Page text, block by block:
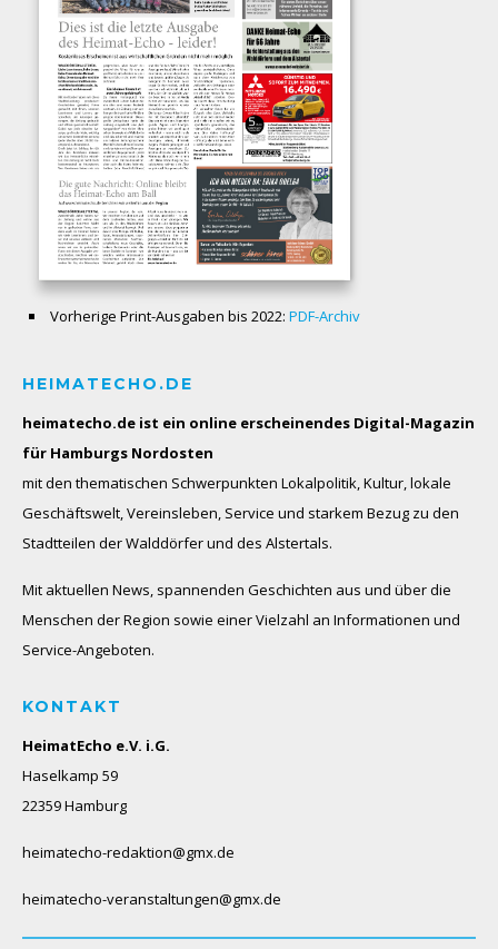
Vorherige Print-Ausgaben bis 2022: PDF-Archiv
HEIMATECHO.DE
heimatecho.de ist ein online erscheinendes Digital-Magazin
für Hamburgs Nordosten
mit den thematischen Schwerpunkten Lokalpolitik, Kultur, lokale
Geschäftswelt, Vereinsleben, Service und starkem Bezug zu den
Stadtteilen der Walddörfer und des Alstertals.
Mit aktuellen News, spannenden Geschichten aus und über die
Menschen der Region sowie einer Vielzahl an Informationen und
Service-Angeboten.
KONTAKT
HeimatEcho e.V. i.G.
Haselkamp 59
22359 Hamburg
heimatecho-redaktion@gmx.de
heimatecho-veranstaltungen@gmx.de